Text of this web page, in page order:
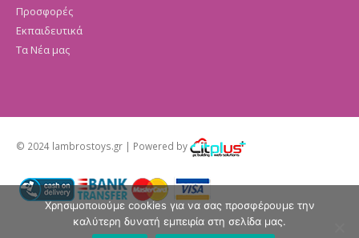
Προσφορές
Εκπαιδευτικά
Τα Νέα μας
© 2024 lambrostoys.gr | Powered by
Χρησιμοποιούμε cookies για να σας προσφέρουμε την
καλύτερη δυνατή εμπειρία στη σελίδα μας.